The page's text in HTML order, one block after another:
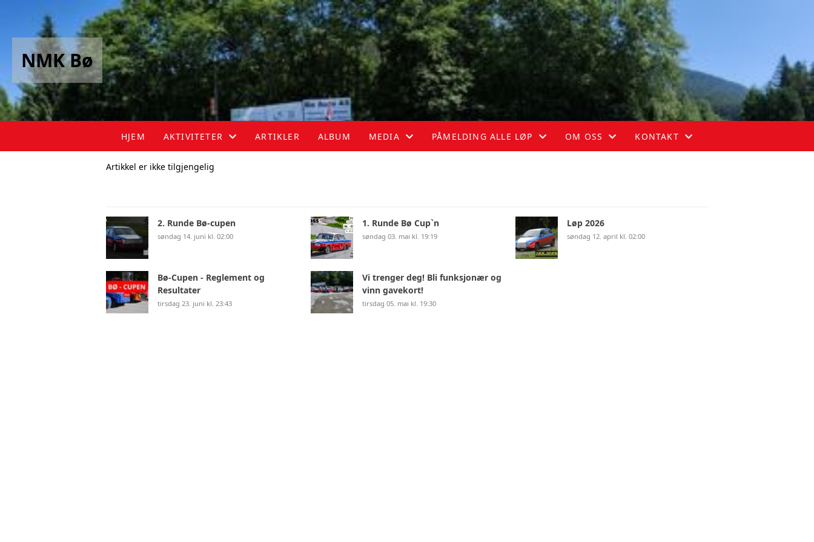
NMK Bø
HJEM AKTIVITETER
AKTIVITETER
ARTIKLER ALBUM MEDIA PÅMELDING ALLE LØP OM OSS KONTAKT
Artikkel er ikke tilgjengelig
2. Runde Bø-cupen
søndag 14. juni kl. 02:00
1. Runde Bø Cup`n
søndag 03. mai kl. 19:19
Løp 2026
søndag 12. april kl. 02:00
Bø-Cupen - Reglement og
Resultater
tirsdag 23. juni kl. 23:43
Vi trenger deg! Bli funksjonær og
vinn gavekort!
tirsdag 05. mai kl. 19:30